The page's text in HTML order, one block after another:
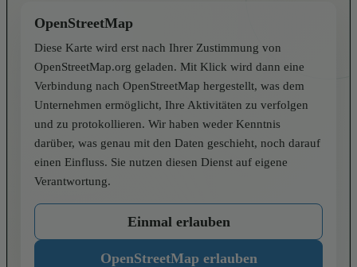
OpenStreetMap
Diese Karte wird erst nach Ihrer Zustimmung von
OpenStreetMap.org geladen. Mit Klick wird dann eine
Verbindung nach OpenStreetMap hergestellt, was dem
Unternehmen ermöglicht, Ihre Aktivitäten zu verfolgen
und zu protokollieren. Wir haben weder Kenntnis
darüber, was genau mit den Daten geschieht, noch darauf
einen Einfluss. Sie nutzen diesen Dienst auf eigene
Verantwortung.
Einmal erlauben
OpenStreetMap erlauben